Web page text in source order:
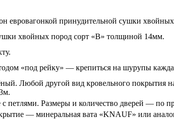
евровагонкой принудительной сушки
хвойных пород сорт «В» толщиной 14мм.
«под рейку» — крепиться на шурупы
Любой другой вид кровельного покрытия
Размеры и количество дверей — по
— минеральная вата «KNAUF» или